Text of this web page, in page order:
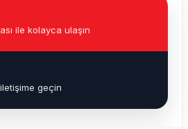
ile kolayca ulaşın
geçin